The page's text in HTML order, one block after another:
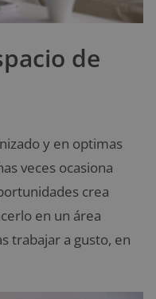
de
y en optimas
veces ocasiona
crea
en un área
trabajar a gusto, en